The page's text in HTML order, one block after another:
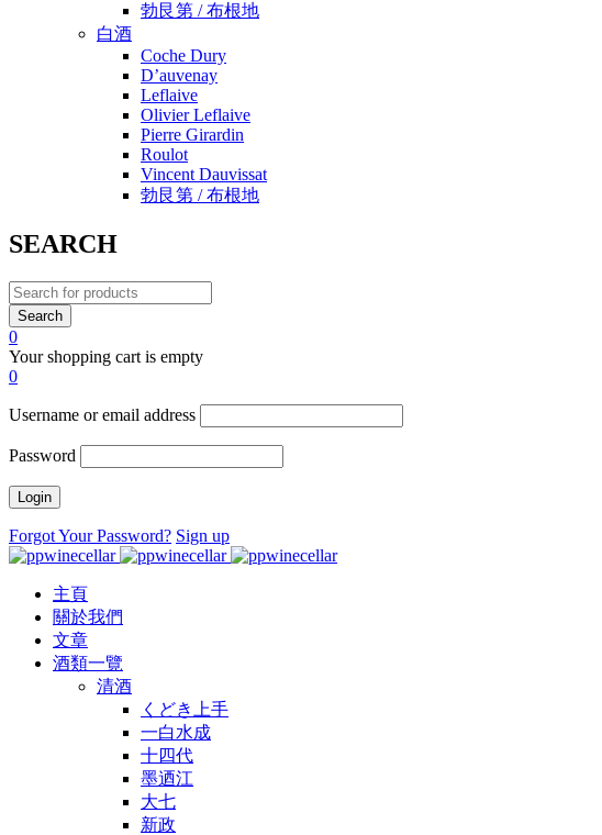
勃艮第 / 布根地
白酒
Coche Dury
D’auvenay
Leflaive
Olivier Leflaive
Pierre Girardin
Roulot
Vincent Dauvissat
勃艮第 / 布根地
SEARCH
0
Your shopping cart is empty
0
Username or email address
Password
Forgot Your Password? Sign up
主頁
關於我們
文章
酒類一覽
清酒
くどき上手
一白水成
十四代
墨迺江
大七
新政